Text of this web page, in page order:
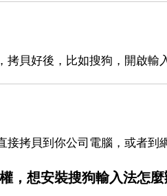
貝好後，比如搜狗，開啟輸
拷貝到你公司電腦，或者到
，想安裝搜狗輸入法怎麼